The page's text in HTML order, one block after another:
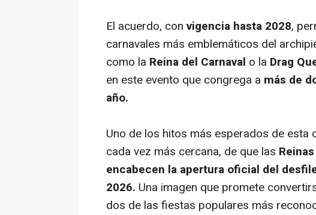
El acuerdo, con vigencia hasta 2028,
carnavales más emblemáticos del
como la Reina del Carnaval o la Drag
en este evento que congrega a más de
año.
Uno de los hitos más esperados de esta
cada vez más cercana, de que las
encabecen la apertura oficial del
2026. Una imagen que promete
dos de las fiestas populares más